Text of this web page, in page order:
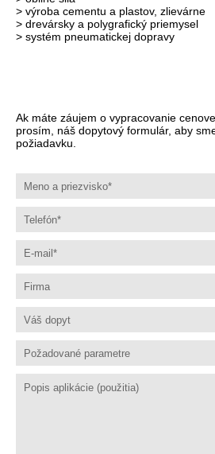
> výroba cementu a plastov, zlievárne
> drevársky a polygrafický priemysel
> systém pneumatickej dopravy
Ak máte záujem o vypracovanie
prosím, náš dopytový formulár, aby
požiadavku.